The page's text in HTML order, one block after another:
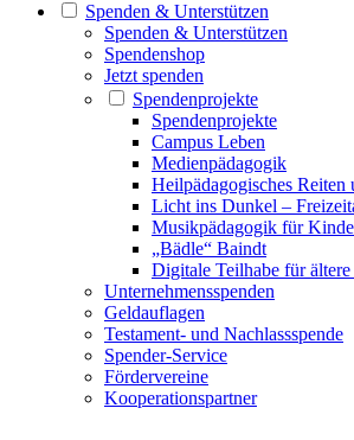
Spenden & Unterstützen
Spenden & Unterstützen
Spendenshop
Jetzt spenden
Spendenprojekte
Spendenprojekte
Campus Leben
Medienpädagogik
Heilpädagogisches Reiten
Licht ins Dunkel –
Musikpädagogik für
„Bädle“ Baindt
Digitale Teilhabe für ältere
Unternehmensspenden
Geldauflagen
Testament- und Nachlassspende
Spender-Service
Fördervereine
Kooperationspartner